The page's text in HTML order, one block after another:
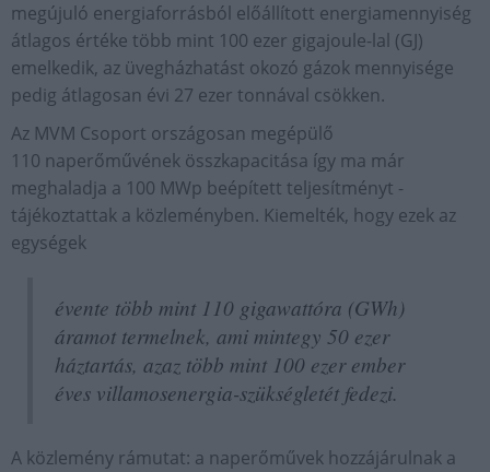
megújuló energiaforrásból előállított energiamennyiség
átlagos értéke több mint 100 ezer gigajoule-lal (GJ)
emelkedik, az üvegházhatást okozó gázok mennyisége
pedig átlagosan évi 27 ezer tonnával csökken.
Az MVM Csoport országosan megépülő
110 naperőművének összkapacitása így ma már
meghaladja a 100 MWp beépített teljesítményt -
tájékoztattak a közleményben. Kiemelték, hogy ezek az
egységek
évente több mint 110 gigawattóra (GWh)
áramot termelnek, ami mintegy 50 ezer
háztartás, azaz több mint 100 ezer ember
éves villamosenergia-szükségletét fedezi.
A közlemény rámutat: a naperőművek hozzájárulnak a